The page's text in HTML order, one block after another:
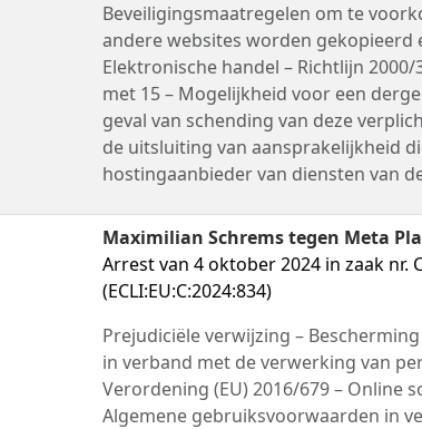
Beveiligingsmaatregelen om te
andere websites worden gekopieerd
Elektronische handel – Richtlijn
met 15 – Mogelijkheid voor een
geval van schending van deze
de uitsluiting van aansprakelijkheid
hostingaanbieder van diensten van
Maximilian Schrems tegen Meta
Arrest van 4 oktober 2024 in zaak nr.
(ECLI:EU:C:2024:834)
Prejudiciële verwijzing –
in verband met de verwerking van
Verordening (EU) 2016/679 – Online
Algemene gebruiksvoorwaarden in